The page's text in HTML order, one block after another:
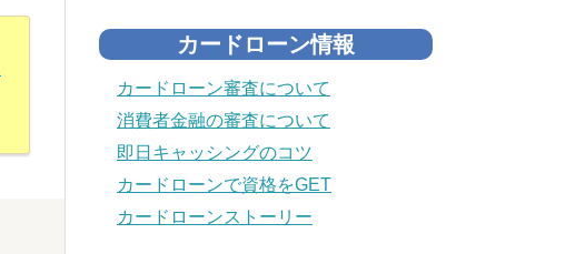
カードローン情報
カードローン審査について
消費者金融の審査について
即日キャッシングのコツ
カードローンで資格をGET
カードローンストーリー